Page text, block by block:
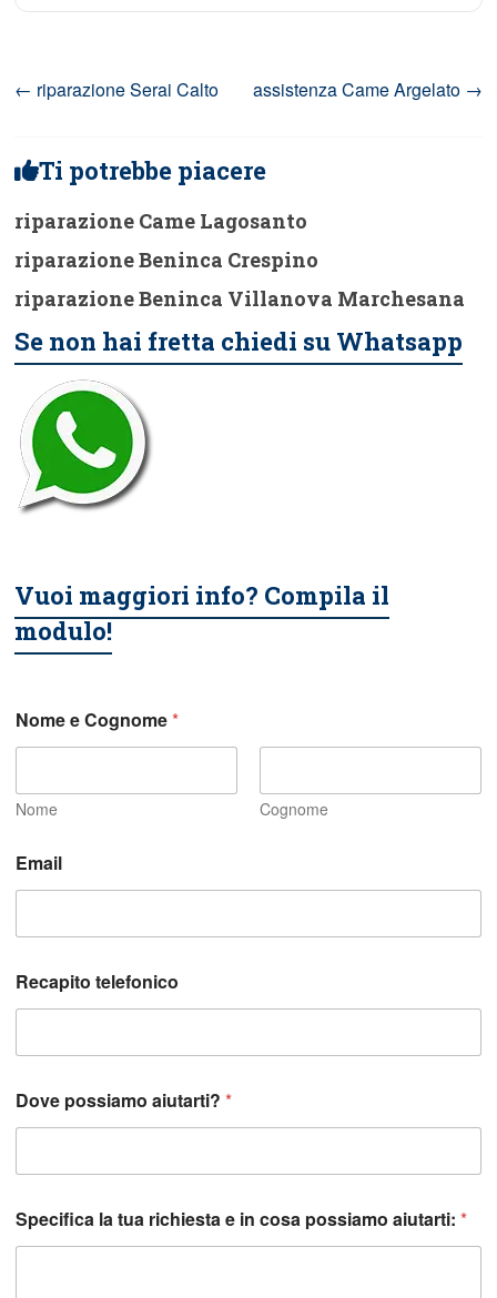
← riparazione Serai Calto assistenza Came Argelato →
Ti potrebbe piacere
riparazione Came Lagosanto
riparazione Beninca Crespino
riparazione Beninca Villanova Marchesana
Se non hai fretta chiedi su Whatsapp
Vuoi maggiori info? Compila il
modulo!
Nome e Cognome*
Nome Cognome
Email
Recapito telefonico
Dove possiamo aiutarti?*
a
R
Specifica la tua richiesta e in cosa possiamo aiutarti:*